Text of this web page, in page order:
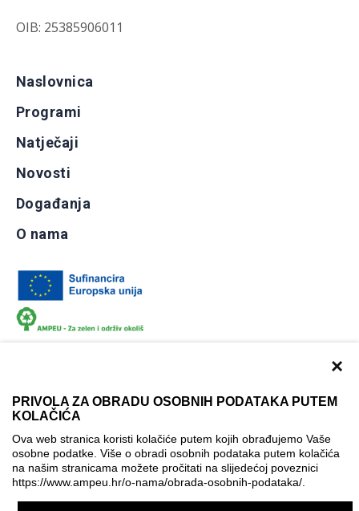
×
PRIVOLA ZA OBRADU OSOBNIH PODATAKA PUTEM
KOLAČIĆA
Ova web stranica koristi kolačiće putem kojih obrađujemo Vaše
osobne podatke. Više o obradi osobnih podataka putem kolačića
na našim stranicama možete pročitati na slijedećoj poveznici
https://www.ampeu.hr/o-nama/obrada-osobnih-podataka/
OIB: 25385906011
Naslovnica
Programi
Natječaji
Novosti
Događanja
O nama
Izjava o pristupačnosti
Politika korištenja kolačića
Postavke kolačića